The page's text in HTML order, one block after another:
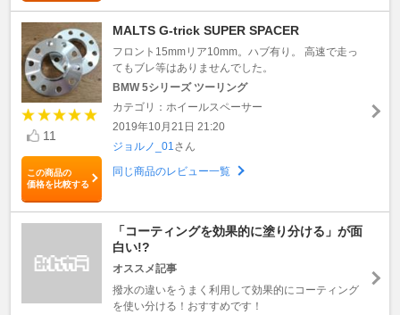
11
この商品の
価格を比較する
MALTS G-trick SUPER SPACER
フロント15mmリア10mm。ハブ有り。 高速で走っ
てもブレ等はありませんでした。
BMW 5シリーズ ツーリング
カテゴリ：ホイールスペーサー
2019年10月21日 21:20
ジョルノ_01 さん
同じ商品のレビュー一覧
「コーティングを効果的に塗り分ける」が面
白い!?
オススメ記事
撥水の違いをうまく利用して効果的にコーティング
を使い分ける！おすすめです！